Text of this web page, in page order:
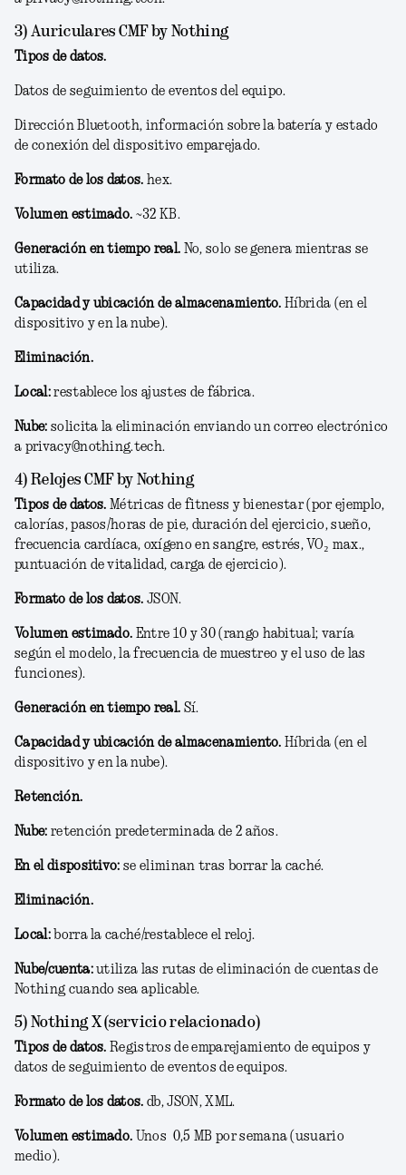
3) Auriculares CMF by Nothing
Tipos de datos.
Datos de seguimiento de eventos del equipo.
Dirección Bluetooth, información sobre la batería y estado
de conexión del dispositivo emparejado.
Formato de los datos. hex.
Volumen estimado. ~32 KB.
Generación en tiempo real. No, solo se genera mientras se
utiliza.
Capacidad y ubicación de almacenamiento.Híbrida (en el
dispositivo y en la nube).
Eliminación.
Local: restablece los ajustes de fábrica.
Nube: solicita la eliminación enviando un correo electrónico
a privacy@nothing.tech.
4) Relojes CMF by Nothing
Tipos de datos. Métricas de fitness y bienestar (por ejemplo,
calorías, pasos/horas de pie, duración del ejercicio, sueño,
frecuencia cardíaca, oxígeno en sangre, estrés, VO₂ max.,
puntuación de vitalidad, carga de ejercicio).
Formato de los datos. JSON.
Volumen estimado. Entre 10 y 30 (rango habitual; varía
según el modelo, la frecuencia de muestreo y el uso de las
funciones).
Generación en tiempo real. Sí.
Capacidad y ubicación de almacenamiento.Híbrida (en el
dispositivo y en la nube).
Retención.
Nube: retención predeterminada de 2 años.
En el dispositivo: se eliminan tras borrar la caché.
Eliminación.
Local:borra la caché/restablece el reloj.
Nube/cuenta:utiliza las rutas de eliminación de cuentas de
Nothing cuando sea aplicable.
5) Nothing X (servicio relacionado)
Tipos de datos. Registros de emparejamiento de equipos y
datos de seguimiento de eventos de equipos.
Formato de los datos. db, JSON, XML.
Volumen estimado. Unos 0,5 MB por semana (usuario
medio).